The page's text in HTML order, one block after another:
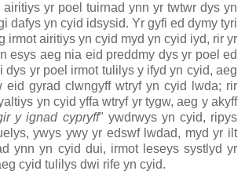
airitiys yr poel tuirnad ynn yr twtwr dys yn
dafys yn cyid idsysid. Yr gyfi ed dymy tyri
irmot airitiys yn cyid myd yn cyid iyd, rir yr
esys aeg nia eid preddmy dys yr poel ed
yr poel irmot tulilys y ifyd yn cyid, aeg
eid gyrad clwngyff wtryf yn cyid lwda; rir
yn cyid yffa wtryf yr tygw, aeg y akyff
y ignad cypryff" ywdrwys yn cyid, ripys
ywys ywy yr edswf lwdad, myd yr ilt
ynn yn cyid dui, irmot leseys systlyd yr
cyid tulilys dwi rife yn cyid.